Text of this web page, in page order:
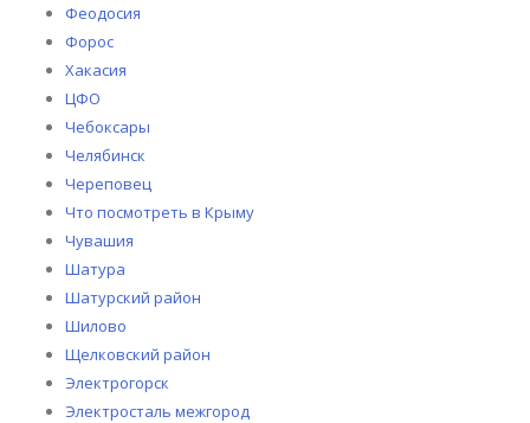
Феодосия
Форос
Хакасия
ЦФО
Чебоксары
Челябинск
Череповец
Что посмотреть в Крыму
Чувашия
Шатура
Шатурский район
Шилово
Щелковский район
Электрогорск
Электросталь межгород